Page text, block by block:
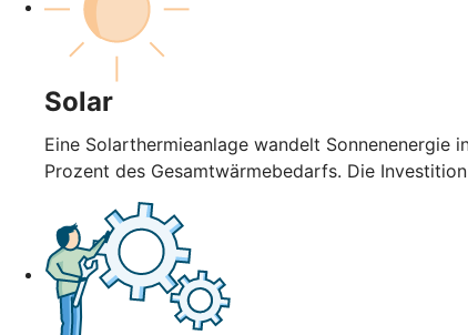
Solar
Eine Solarthermieanlage wandelt Sonnenenergie
Prozent des Gesamtwärmebedarfs. Die